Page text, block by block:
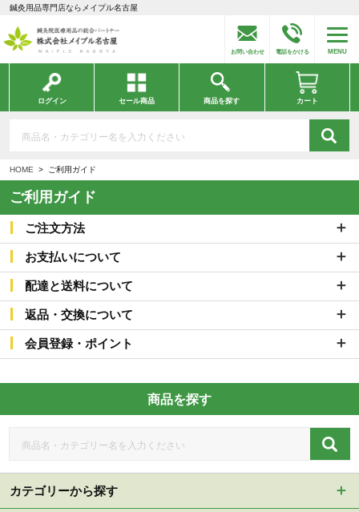
鍼灸用品専門店ならメイプル名古屋
お問い合わせ 電話をかける MENU
ログイン セール商品 商品を探す カート
HOME ご利用ガイド
ご利用ガイド
ご注文方法
お支払いについて
配達と送料について
返品・交換について
会員登録・ポイント
商品を探す
カテゴリーから探す